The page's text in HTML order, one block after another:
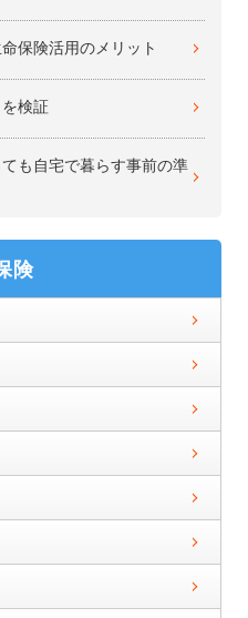
保険活用のメリット
検証
も自宅で暮らす事前の準
険